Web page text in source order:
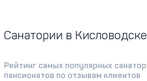
Санатории в
Рейтинг самых популярных
пансионатов по отзывам клиентов